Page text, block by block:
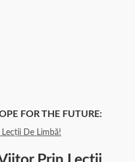
FOR THE FUTURE: